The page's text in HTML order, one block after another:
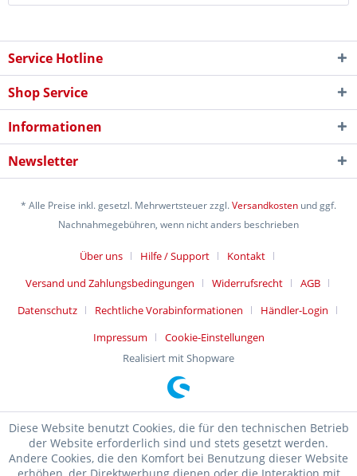
Service Hotline
Shop Service
Informationen
Newsletter
* Alle Preise inkl. gesetzl. Mehrwertsteuer zzgl.Versandkosten und ggf.
Nachnahmegebühren, wenn nicht anders beschrieben
Über uns Hilfe / Support
Kontakt
Versand und Zahlungsbedingungen
Widerrufsrecht
AGB
Datenschutz
Rechtliche Vorabinformationen
Händler-Login
Impressum
Cookie-Einstellungen
Realisiert mit Shopware
Diese Website benutzt Cookies, die für den technischen Betrieb
der Website erforderlich sind und stets gesetzt werden.
Andere Cookies, die den Komfort bei Benutzung dieser Website